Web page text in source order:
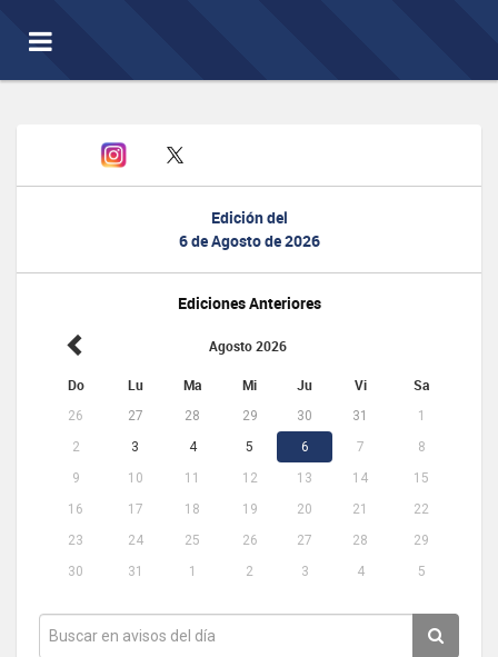
Toggle
navigation
Edición del
6 de Agosto de 2026
Ediciones Anteriores
Agosto 2026
Do Lu Ma Mi Ju Vi Sa
26 27 28 29 30 31
1
2
3 4 5 6 7
8
9
10 11 12 13 14
15
16
17 18 19 20 21
22
23
24 25 26 27 28
29
30
31 1 2 3 4 5